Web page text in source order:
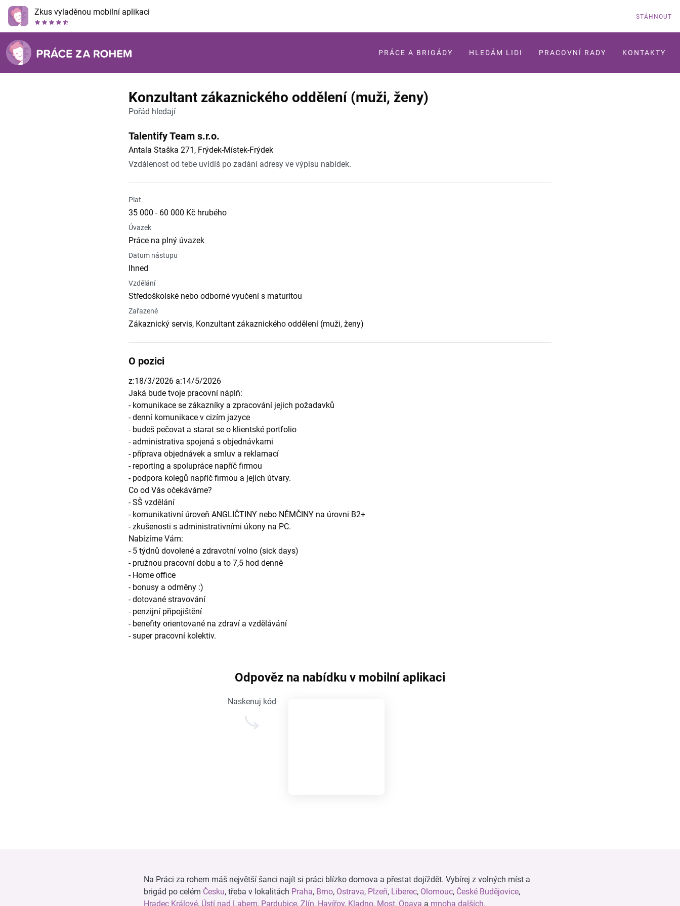
Zkus vyladěnou mobilní aplikaci STÁHNOUT
PRÁCE A BRIGÁDY HLEDÁM LIDI PRACOVNÍ RADY KONTAKTY
Konzultant zákaznického oddělení (muži, ženy)
Pořád hledají
Talentify Team s.r.o.
Antala Staška 271, Frýdek-Místek-Frýdek
Vzdálenost od tebe uvidíš po zadání adresy ve výpisu nabídek.
Plat
35 000 - 60 000 Kč hrubého
Úvazek
Práce na plný úvazek
Datum nástupu
Ihned
Vzdělání
Středoškolské nebo odborné vyučení s maturitou
Zařazené
Zákaznický servis, Konzultant zákaznického oddělení (muži, ženy)
O pozici
z:18/3/2026 a:14/5/2026
Jaká bude tvoje pracovní náplň:
- komunikace se zákazníky a zpracování jejich požadavků
- denní komunikace v cizím jazyce
- budeš pečovat a starat se o klientské portfolio
- administrativa spojená s objednávkami
- příprava objednávek a smluv a reklamací
- reporting a spolupráce napříč firmou
- podpora kolegů napříč firmou a jejich útvary.
Co od Vás očekáváme?
- SŠ vzdělání
- komunikativní úroveň ANGLIČTINY nebo NĚMČINY na úrovni B2+
- zkušenosti s administrativními úkony na PC.
Nabízíme Vám:
- 5 týdnů dovolené a zdravotní volno (sick days)
- pružnou pracovní dobu a to 7,5 hod denně
- Home office
- bonusy a odměny :)
- dotované stravování
- penzijní připojištění
- benefity orientované na zdraví a vzdělávání
- super pracovní kolektiv.
Odpověz na nabídku v mobilní aplikaci
Naskenuj kód
Na Práci za rohem máš největší šanci najít si práci blízko domova a přestat dojíždět. Vybírej z volných míst a
brigád po celém Česku, třeba v lokalitách Praha, Brno, Ostrava, Plzeň, Liberec, Olomouc, České Budějovice,
Hradec Králové, Ústí nad Labem, Pardubice, Zlín, Havířov, Kladno, Most, Opava a mnoha dalších.